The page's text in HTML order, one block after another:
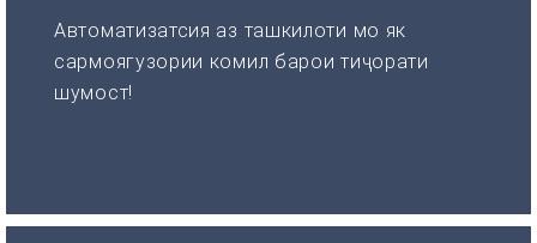
Автоматизатсия аз ташкилоти мо як
сармоягузории комил барои тиҷорати
шумост!